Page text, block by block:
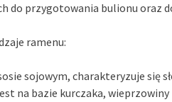
do przygotowania bulionu oraz
ramenu:
sojowym, charakteryzuje się
na bazie kurczaka,